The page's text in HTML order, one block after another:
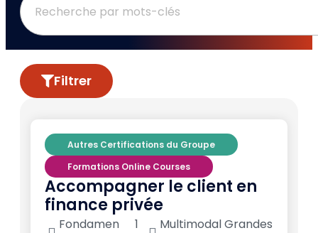
Filtrer
Autres Certifications du Groupe
Formations Online Courses
Accompagner le client en
finance privée
Fondamen
1
Multimodal Grandes